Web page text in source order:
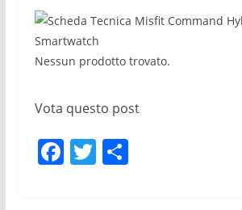
Nessun prodotto trovato.
Vota questo post
F T C